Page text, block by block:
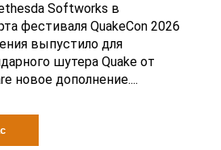
Softworks в
фестиваля QuakeCon 2026
выпустило для
шутера Quake от
новое дополнение....